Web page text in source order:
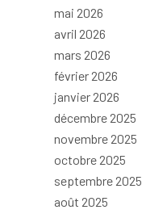
mai 2026
avril 2026
mars 2026
février 2026
janvier 2026
décembre 2025
novembre 2025
octobre 2025
septembre 2025
août 2025